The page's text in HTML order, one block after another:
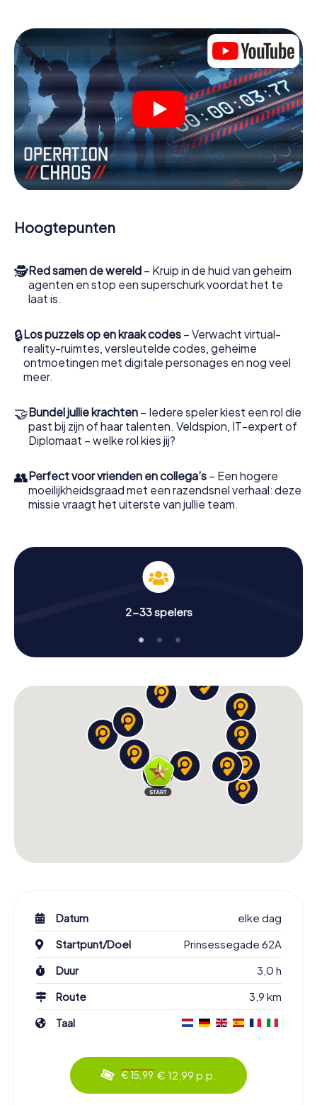
je niet opgesloten in een kamer waaruit je jezelf binnen
een bepaald tijdvenster moet bevrijden. Met deze
speurtocht met een smartphone wordt heel Fredericia
jouw speelveld! De technische voorwaarden voor jouw
avontuur in Fredericia zijn een smartphone en toegang tot
het mobiel internet. Met één klik krijg jij toegang tot onze
app. Je hoeft niets te installeren om door interactieve
video's, lastige minigames of andere functies in de actie
te worden getrokken.
Werk samen als een team, onderschep vijandige
spionnen en lok de handlangers van de schurk naar je toe.
excelleren om de slechteriken te stoppen. In
tegenstelling tot James Bond en Co. zullen jouw daden
jezelf en jouw team in de hoogste score van Fredericia en
krijg toegang tot jouw eigen fotogalerij. De escape game
van myCityHunt verandert Fredericia in jouw eigen
wereld van spionage en geheime agenten en verander
Fredericia in een escaperoom in de buitenlucht!
Hoogtepunten
🕵Red samen de wereld – Kruip in de huid van geheim
agenten en stop een superschurk voordat het te
laat is.
🔒Los puzzels op en kraak codes – Verwacht virtual-
reality-ruimtes, versleutelde codes, geheime
ontmoetingen met digitale personages en nog veel
meer.
🤝Bundel jullie krachten – Iedere speler kiest een rol die
past bij zijn of haar talenten. Veldspion, IT-expert of
Diplomaat – welke rol kies jij?
👥Perfect voor vrienden en collega’s – Een hogere
moeilijkheidsgraad met een razendsnel verhaal: deze
missie vraagt het uiterste van jullie team.
2-33 spelers
Datum
elke dag
Startpunt/Doel
Prinsessegade 62A
Duur
3,0 h
Route
3,9 km
Taal
€ 15,99 € 12,99 p.p.